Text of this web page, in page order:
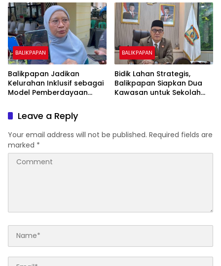
Biaya Warga
BALIKPAPAN
Balikpapan Jadikan
Kelurahan Inklusif sebagai
Model Pemberdayaan
BALIKPAPAN
Bidik Lahan Strategis,
Balikpapan Siapkan Dua
Kawasan untuk Sekolah
Leave a Reply
Your email address will not be published. Required fields are
marked *